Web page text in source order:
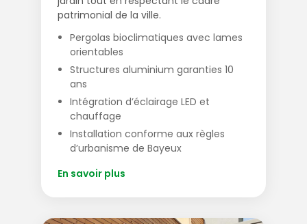
patrimonial de la ville.
Pergolas bioclimatiques avec lames
orientables
Structures aluminium garanties 10
ans
Intégration d’éclairage LED et
chauffage
Installation conforme aux règles
d’urbanisme de Bayeux
En savoir plus